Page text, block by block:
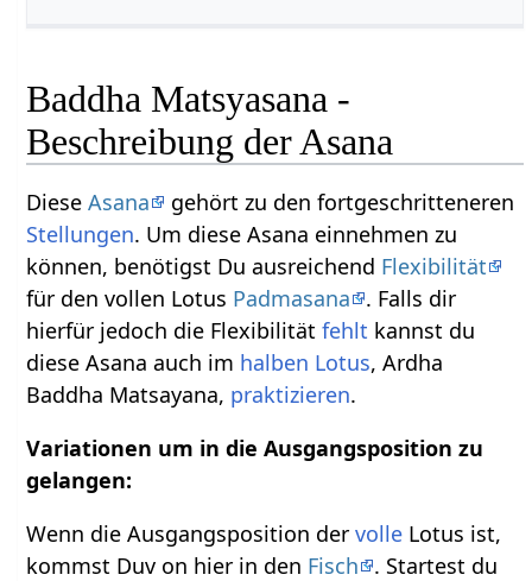
Baddha Matsyasana -
Beschreibung der Asana
DieseAsana
gehört zu den fortgeschritteneren
Stellungen. Um diese Asana einnehmen zu
können, benötigst Du ausreichend Flexibilität
für den vollen Lotus Padmasana
. Falls dir
hierfür jedoch die Flexibilitätfehlt kannst du
diese Asana auch im halben Lotus, Ardha
Baddha Matsayana, praktizieren.
Variationen um in die Ausgangsposition zu
gelangen:
Wenn die Ausgangsposition dervolle Lotus ist,
kommst Duv on hier in den Fisch
. Startest du